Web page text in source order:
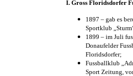
I. Gross Floridsdorfer
1897 – gab es
Sportklub
1899 – im Juli
Donaufelder
Floridsdorfer;
Fussballklub
Sport Zeitung,